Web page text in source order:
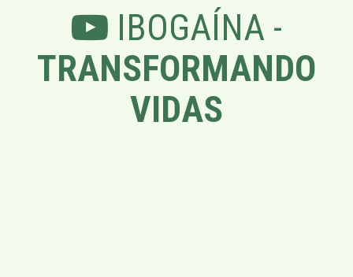
IBOGAÍNA -
TRANSFORMANDO
VIDAS